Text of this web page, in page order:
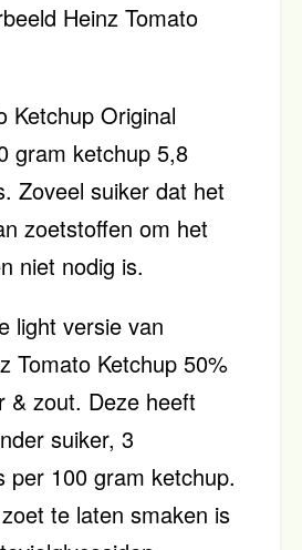
Heinz Tomato
Ketchup Original
gram ketchup 5,8
Zoveel suiker dat het
zoetstoffen om het
niet nodig is.
light versie van
Tomato Ketchup 50%
& zout. Deze heeft
suiker, 3
per 100 gram ketchup.
te laten smaken is